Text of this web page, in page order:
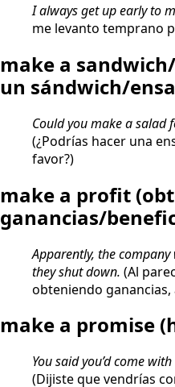
I always get up early to
me levanto temprano
make a
un sándwich/
Could you make a salad
(¿Podrías hacer una
favor?)
make a profit
ganancias/
Apparently, the
they shut down. (Al
obteniendo
make a promise
You said you’d come
(Dijiste que vendrías